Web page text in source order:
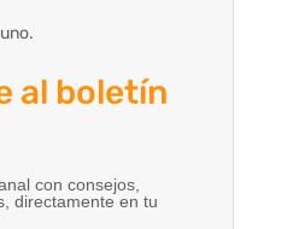
al boletín
con consejos,
directamente en tu